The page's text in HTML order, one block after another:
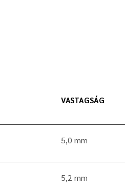
VASTAGSÁG
5,0 mm
5,2 mm